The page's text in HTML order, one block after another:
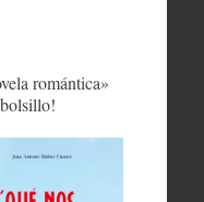
romántica»